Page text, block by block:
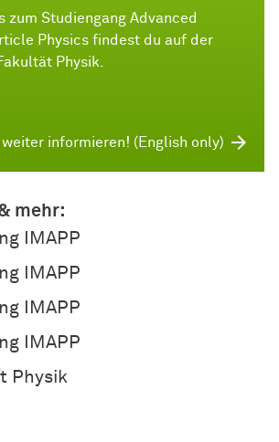
zum Studiengang Advanced
Physics findest du auf der
Physik.
informieren! (English only)
mehr:
IMAPP
IMAPP
IMAPP
IMAPP
Physik